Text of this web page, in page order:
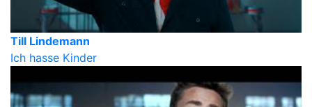
Till Lindemann
Ich hasse Kinder